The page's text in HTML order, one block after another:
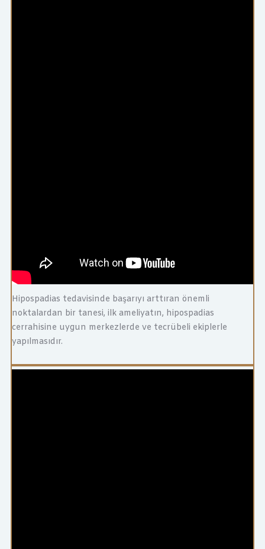
Hipospadias tedavisinde başarıyı arttıran önemli
noktalardan bir tanesi, ilk ameliyatın, hipospadias
cerrahisine uygun merkezlerde ve tecrübeli ekiplerle
yapılmasıdır.